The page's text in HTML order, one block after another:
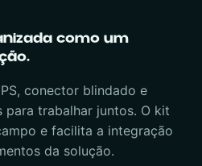
como um
conector blindado e
para trabalhar juntos. O kit
e facilita a integração
da solução.